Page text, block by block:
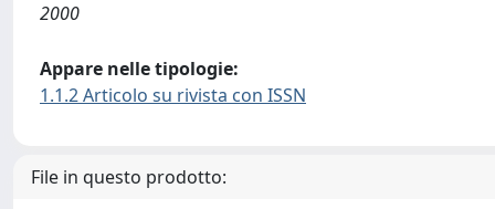
2000
Appare nelle tipologie:
1.1.2 Articolo su rivista con ISSN
File in questo prodotto: